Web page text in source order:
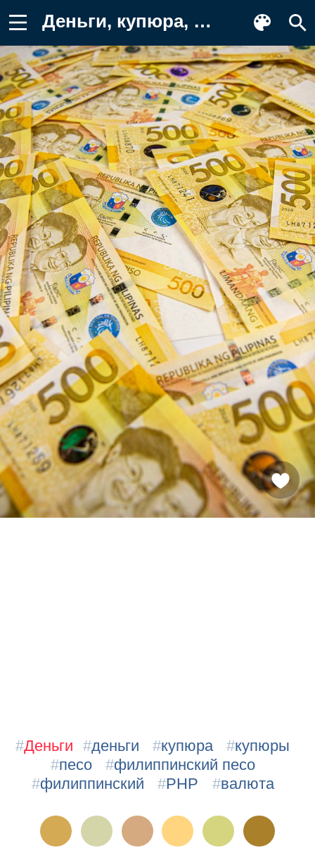
Деньги, купюра, купюры, песо Картинка
#Деньги #деньги #купюра #купюры
#песо #филиппинский песо
#филиппинский #PHP #валюта